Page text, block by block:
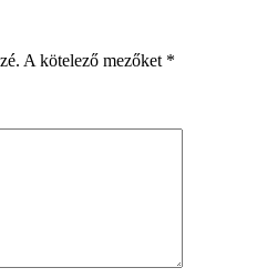
A kötelező mezőket *